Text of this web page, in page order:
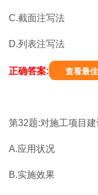
C.截面注写法
D.列表注写法
正确答案: 查看最
第32题:对施工项目建
A.应用状况
B.实施效果